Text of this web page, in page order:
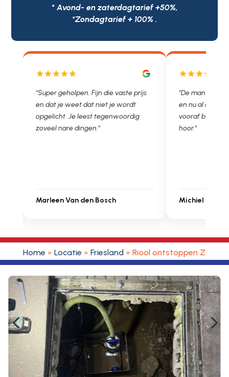
* Avond- en zaterdagtarief +50%,
*Zondagtarief + 100% .
"De man rijden net weg. 11.00 gebeld
en nu al opgelost voor een vast en
vooraf besproken tarief. Lekker
hoor."
Michiel Uitdenbongerd
"Wat
met
je niet
Sarah
Home » Locatie » Friesland » Riool ontstoppen Zurich
4 5